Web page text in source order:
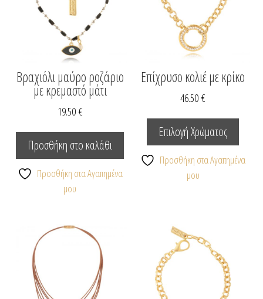
Βραχιόλι μαύρο ροζάριο
με κρεμαστό μάτι
19.50€
Προσθήκη στο καλάθι
Προσθήκη στα Αγαπημένα
μου
Επίχρυσο κολιέ με κρίκο
46.50€
Επιλογή Χρώματος
έχει
Προσθήκη στα Αγαπημένα
μου